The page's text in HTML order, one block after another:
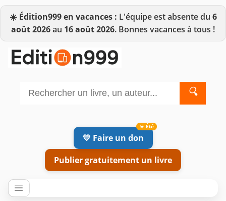
☀️ Édition999 en vacances : L'équipe est absente du 6
août 2026au 16 août 2026. Bonnes vacances à tous !
🔍
💛 Faire un don
Publier gratuitement un livre